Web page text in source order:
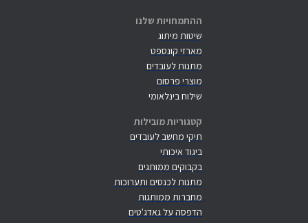
ההתמחויות שלנו
שיטות מיתוג
מארזי קונספט
מתנות לעובדים
מוצרי פרסום
שילוח בינלאומי
קטגוריות מובילות
תיקי מחשב לעובדים
ביגוד איכותי
בקבוקים ממותגים
מתנות לכנסים ותערוכות
מחברות ממותגות
הדפסה על גאדג'טים